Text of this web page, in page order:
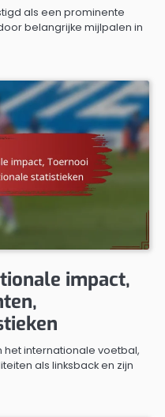
als een prominente
belangrijke mijlpalen in
impact,
het internationale voetbal,
als linksback en zijn